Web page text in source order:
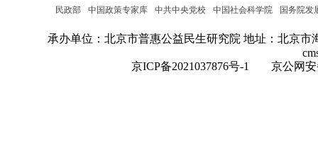
民政部 中国政策专家库 中共中央党校 中国社会科学院 国务院发
承办单位：北京市普惠公益民生研究院 地址：北京市
京ICP备2021037876号-1
京公网安